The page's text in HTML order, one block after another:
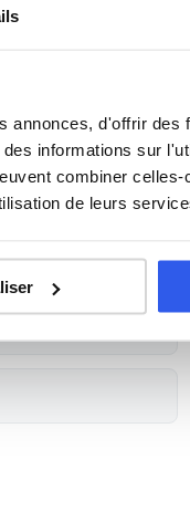
annonces, d'offrir des
informations sur
combiner
de leurs
de
(77130). Notre
droit aucrédit